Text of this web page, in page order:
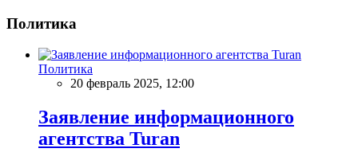
Политика
Политика
20 февраль 2025, 12:00
Заявление информационного
агентства Turan